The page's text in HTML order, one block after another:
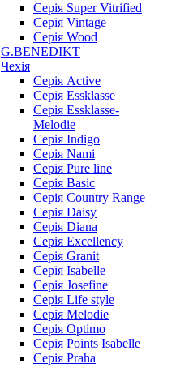
Серія Super Vitrified
Серія Vintage
Серія Wood
G.BENEDIKT
Чехія
Cерія Active
Cерія Essklasse
Cерія Essklasse-
Melodie
Cерія Indigo
Cерія Nami
Cерія Pure line
Серія Basic
Серія Country Range
Серія Daisy
Серія Diana
Серія Excellency
Серія Granit
Серія Isabelle
Серія Josefine
Серія Life style
Серія Melodie
Серія Optimo
Серія Points Isabelle
Серія Praha